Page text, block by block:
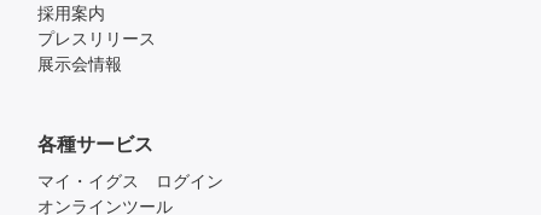
採用案内
プレスリリース
展示会情報
各種サービス
マイ・イグス ログイン
オンラインツール